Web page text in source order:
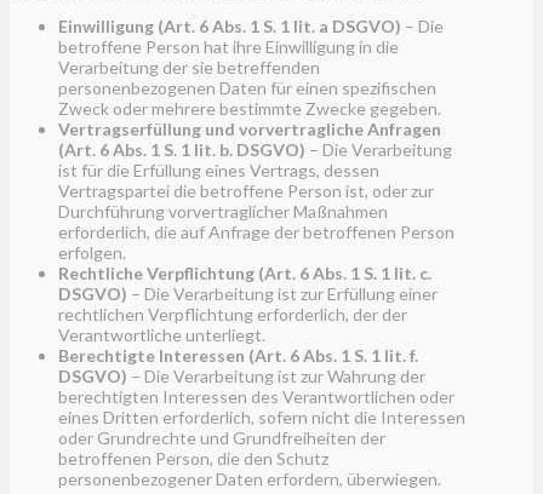
Einwilligung (Art. 6 Abs. 1 S. 1 lit. a DSGVO) – Die
betroffene Person hat ihre Einwilligung in die
Verarbeitung der sie betreffenden
personenbezogenen Daten für einen spezifischen
Zweck oder mehrere bestimmte Zwecke gegeben.
Vertragserfüllung und vorvertragliche Anfragen
(Art. 6 Abs. 1 S. 1 lit. b. DSGVO) – Die Verarbeitung
ist für die Erfüllung eines Vertrags, dessen
Vertragspartei die betroffene Person ist, oder zur
Durchführung vorvertraglicher Maßnahmen
erforderlich, die auf Anfrage der betroffenen Person
erfolgen.
Rechtliche Verpflichtung (Art. 6 Abs. 1 S. 1 lit. c.
DSGVO) – Die Verarbeitung ist zur Erfüllung einer
rechtlichen Verpflichtung erforderlich, der der
Verantwortliche unterliegt.
Berechtigte Interessen (Art. 6 Abs. 1 S. 1 lit. f.
DSGVO) – Die Verarbeitung ist zur Wahrung der
berechtigten Interessen des Verantwortlichen oder
eines Dritten erforderlich, sofern nicht die Interessen
oder Grundrechte und Grundfreiheiten der
betroffenen Person, die den Schutz
personenbezogener Daten erfordern, überwiegen.